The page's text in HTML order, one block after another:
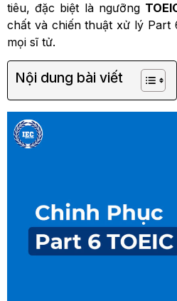
tiêu, đặc biệt là ngưỡng
chất và chiến thuật xử lý Part
mọi sĩ tử.
Nội dung bài viết